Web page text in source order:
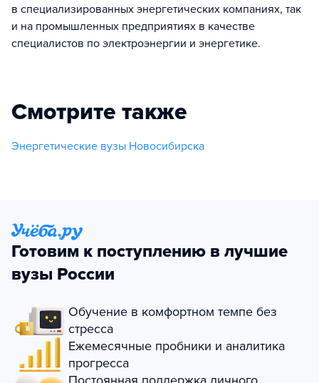
в специализированных энергетических компаниях, так
и на промышленных предприятиях в качестве
специалистов по электроэнергии и энергетике.
Смотрите также
Энергетические вузы Новосибирска
Готовим к поступлению в лучшие
вузы России
Обучение в комфортном темпе без
стресса
Ежемесячные пробники и аналитика
прогресса